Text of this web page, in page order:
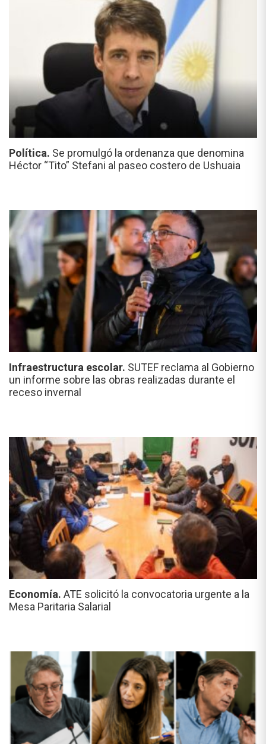
Política. Se promulgó la ordenanza que denomina
Héctor “Tito” Stefani al paseo costero de Ushuaia
Infraestructura escolar. SUTEF reclama al Gobierno
un informe sobre las obras realizadas durante el
receso invernal
Economía. ATE solicitó la convocatoria urgente a la
Mesa Paritaria Salarial